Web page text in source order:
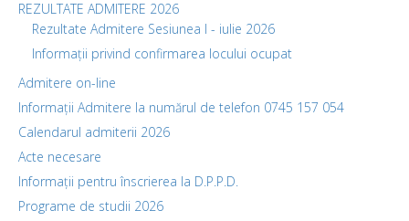
REZULTATE ADMITERE 2026
Rezultate Admitere Sesiunea I - iulie 2026
Informații privind confirmarea locului ocupat
Admitere on-line
Informații Admitere la numărul de telefon 0745 157 054
Calendarul admiterii 2026
Acte necesare
Informații pentru înscrierea la D.P.P.D.
Programe de studii 2026